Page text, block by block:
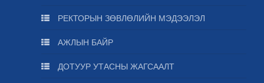
РЕКТОРЫН ЗӨВЛӨЛИЙН МЭДЭЭЛЭЛ
АЖЛЫН БАЙР
ДОТУУР УТАСНЫ ЖАГСААЛТ